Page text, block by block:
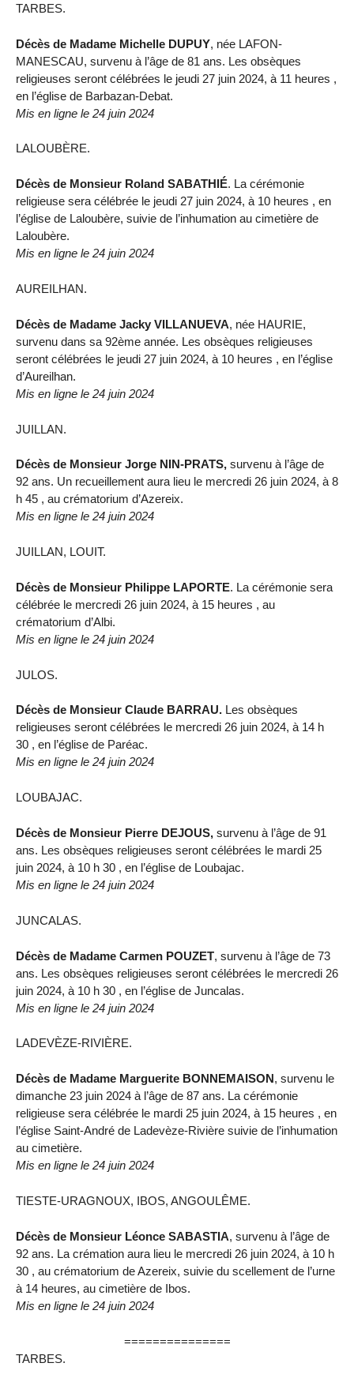
TARBES.
Décès de Madame Michelle DUPUY, née LAFON-
MANESCAU, survenu à l’âge de 81 ans. Les obsèques
religieuses seront célébrées le jeudi 27 juin 2024, à 11 heures ,
en l’église de Barbazan-Debat.
Mis en ligne le 24 juin 2024
LALOUBÈRE.
Décès de Monsieur Roland SABATHIÉ. La cérémonie
religieuse sera célébrée le jeudi 27 juin 2024, à 10 heures , en
l’église de Laloubère, suivie de l’inhumation au cimetière de
Laloubère.
Mis en ligne le 24 juin 2024
AUREILHAN.
Décès de Madame Jacky VILLANUEVA, née HAURIE,
survenu dans sa 92ème année. Les obsèques religieuses
seront célébrées le jeudi 27 juin 2024, à 10 heures , en l’église
d’Aureilhan.
Mis en ligne le 24 juin 2024
JUILLAN.
Décès de Monsieur Jorge NIN-PRATS, survenu à l’âge de
92 ans. Un recueillement aura lieu le mercredi 26 juin 2024, à 8
h 45 , au crématorium d’Azereix.
Mis en ligne le 24 juin 2024
JUILLAN, LOUIT.
Décès de Monsieur Philippe LAPORTE. La cérémonie sera
célébrée le mercredi 26 juin 2024, à 15 heures , au
crématorium d’Albi.
Mis en ligne le 24 juin 2024
JULOS.
Décès de Monsieur Claude BARRAU. Les obsèques
religieuses seront célébrées le mercredi 26 juin 2024, à 14 h
30 , en l’église de Paréac.
Mis en ligne le 24 juin 2024
LOUBAJAC.
Décès de Monsieur Pierre DEJOUS, survenu à l’âge de 91
ans. Les obsèques religieuses seront célébrées le mardi 25
juin 2024, à 10 h 30 , en l’église de Loubajac.
Mis en ligne le 24 juin 2024
JUNCALAS.
Décès de Madame Carmen POUZET, survenu à l’âge de 73
ans. Les obsèques religieuses seront célébrées le mercredi 26
juin 2024, à 10 h 30 , en l’église de Juncalas.
Mis en ligne le 24 juin 2024
LADEVÈZE-RIVIÈRE.
Décès de Madame Marguerite BONNEMAISON, survenu le
dimanche 23 juin 2024 à l’âge de 87 ans. La cérémonie
religieuse sera célébrée le mardi 25 juin 2024, à 15 heures , en
l’église Saint-André de Ladevèze-Rivière suivie de l’inhumation
au cimetière.
Mis en ligne le 24 juin 2024
TIESTE-URAGNOUX, IBOS, ANGOULÊME.
Décès de Monsieur Léonce SABASTIA, survenu à l’âge de
92 ans. La crémation aura lieu le mercredi 26 juin 2024, à 10 h
30 , au crématorium de Azereix, suivie du scellement de l’urne
à 14 heures, au cimetière de Ibos.
Mis en ligne le 24 juin 2024
===============
TARBES.